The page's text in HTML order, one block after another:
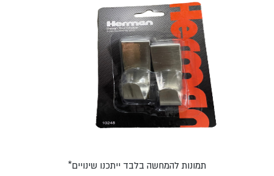
*תמונות להמחשה בלבד ייתכנו שינויים